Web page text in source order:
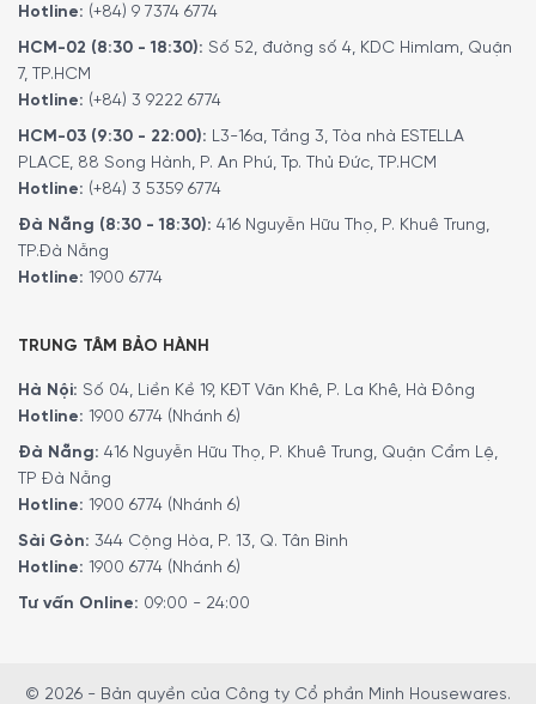
Hotline: (+84) 9 7374 6774
HCM-02 (8:30 - 18:30): Số 52, đường số 4, KDC Himlam, Quận
7, TP.HCM
Hotline: (+84) 3 9222 6774
HCM-03 (9:30 - 22:00): L3-16a, Tầng 3, Tòa nhà ESTELLA
PLACE, 88 Song Hành, P. An Phú, Tp. Thủ Đức, TP.HCM
Hotline: (+84) 3 5359 6774
Đà Nẵng (8:30 - 18:30): 416 Nguyễn Hữu Thọ, P. Khuê Trung,
TP.Đà Nẵng
Hotline: 1900 6774
TRUNG TÂM BẢO HÀNH
Hà Nội: Số 04, Liền Kề 19, KĐT Văn Khê, P. La Khê, Hà Đông
Hotline: 1900 6774 (Nhánh 6)
Đà Nẵng: 416 Nguyễn Hữu Thọ, P. Khuê Trung, Quận Cẩm Lệ,
TP Đà Nẵng
Hotline: 1900 6774 (Nhánh 6)
Sài Gòn: 344 Cộng Hòa, P. 13, Q. Tân Bình
Hotline: 1900 6774 (Nhánh 6)
Tư vấn Online: 09:00 - 24:00
© 2026 - Bản quyền của Công ty Cổ phần Minh Housewares.